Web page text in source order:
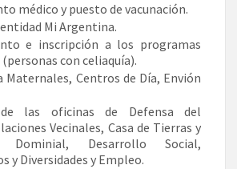
médico y puesto de vacunación.
Mi Argentina.
e inscripción a los programas
(personas con celiaquía).
Maternales, Centros de Día, Envión
las oficinas de Defensa del
Vecinales, Casa de Tierras y
Dominial, Desarrollo Social,
y Diversidades y Empleo.